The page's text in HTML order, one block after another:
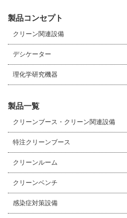
製品コンセプト
クリーン関連設備
デシケーター
理化学研究機器
製品一覧
クリーンブース・クリーン関連設備
特注クリーンブース
クリーンルーム
クリーンベンチ
感染症対策設備